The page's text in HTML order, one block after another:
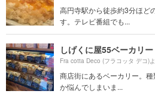
高円寺駅から徒歩約3分ほど
す。テレビ番組でも...
しげくに屋55ベーカリ
Fra cotta Deco (フラコッタ デコ)
商店街にあるベーカリー。
か悩んでしまいま...